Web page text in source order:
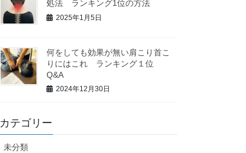
処法 ランキング1位の方法
2025年1月5日
何をしても効果が無い肩こり首こ
りにはこれ ランキング１位
Q&A
2024年12月30日
カテゴリー
未分類